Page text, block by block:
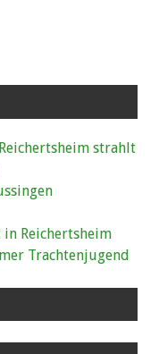
strahlt
Reichertsheim
Trachtenjugend